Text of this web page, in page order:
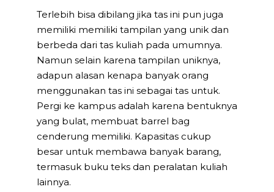
Terlebih bisa dibilang jika tas ini pun juga
memiliki memiliki tampilan yang unik dan
berbeda dari tas kuliah pada umumnya.
Namun selain karena tampilan uniknya,
adapun alasan kenapa banyak orang
menggunakan tas ini sebagai tas untuk.
Pergi ke kampus adalah karena bentuknya
yang bulat, membuat barrel bag
cenderung memiliki. Kapasitas cukup
besar untuk membawa banyak barang,
termasuk buku teks dan peralatan kuliah
lainnya.